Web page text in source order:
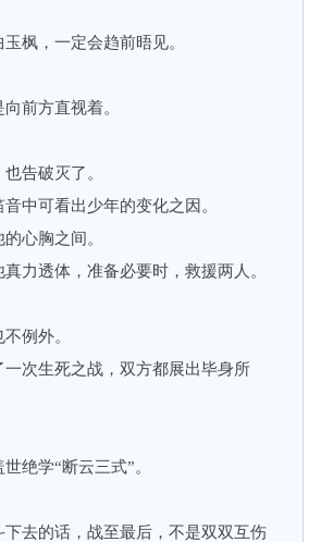
枫，一定会趋前晤见。
前方直视着。
告破灭了。
中可看出少年的变化之因。
心胸之间。
透体，准备必要时，救援两人。
例外。
次生死之战，双方都展出毕身所
绝学“断云三式”。
去的话，战至最后，不是双双互伤